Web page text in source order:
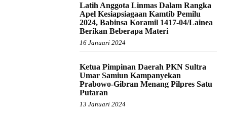
Latih Anggota Linmas Dalam Rangka
Apel Kesiapsiagaan Kamtib Pemilu
2024, Babinsa Koramil 1417-04/Lainea
Berikan Beberapa Materi
16 Januari 2024
Ketua Pimpinan Daerah PKN Sultra
Umar Samiun Kampanyekan
Prabowo-Gibran Menang Pilpres Satu
Putaran
13 Januari 2024